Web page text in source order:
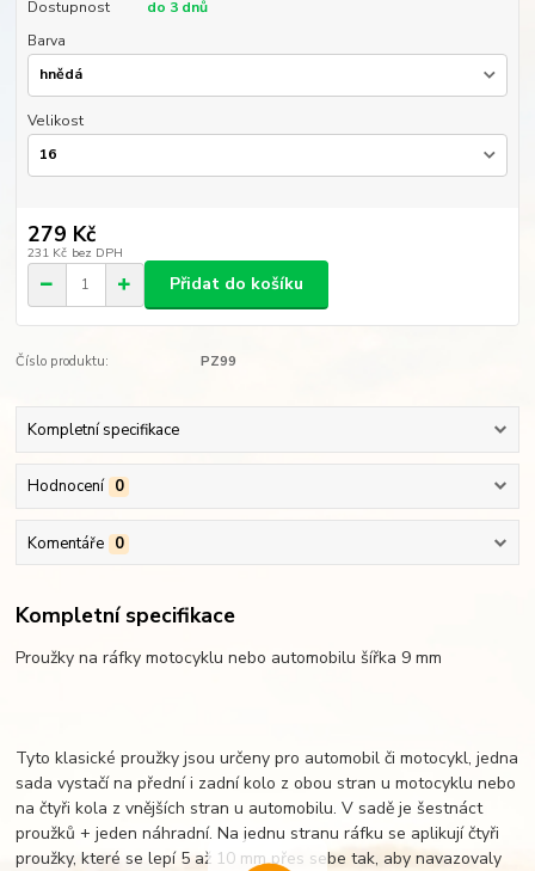
Dostupnost
do 3 dnů
Barva
Velikost
279 Kč
231 Kč bez DPH
Přidat do košíku
Číslo produktu: PZ99
Kompletní specifikace
Hodnocení 0
Komentáře 0
Kompletní specifikace
Proužky na ráfky motocyklu nebo automobilu šířka 9 mm
Tyto klasické proužky jsou určeny pro automobil či motocykl, jedna
sada vystačí na přední i zadní kolo z obou stran u motocyklu nebo
na čtyři kola z vnějších stran u automobilu. V sadě je šestnáct
proužků + jeden náhradní. Na jednu stranu ráfku se aplikují čtyři
proužky, které se lepí 5 až 10 mm přes sebe tak, aby navazovaly